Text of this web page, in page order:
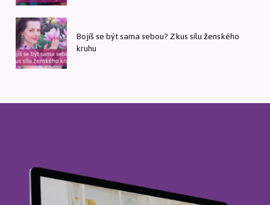
Bojíš se být sama sebou? Zkus sílu ženského
kruhu